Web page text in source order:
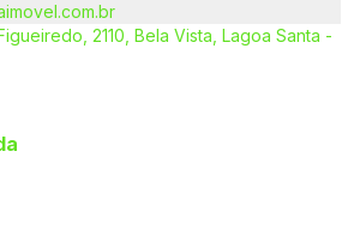
2110, Bela Vista, Lagoa Santa -